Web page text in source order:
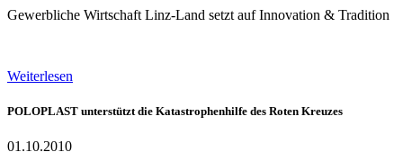
Gewerbliche Wirtschaft Linz-Land setzt auf Innovation & Tradition
Weiterlesen
POLOPLAST unterstützt die Katastrophenhilfe des Roten Kreuzes
01.10.2010